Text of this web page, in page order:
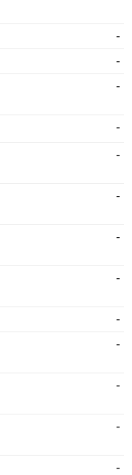
-
-
-
-
-
-
-
-
-
-
-
-
-